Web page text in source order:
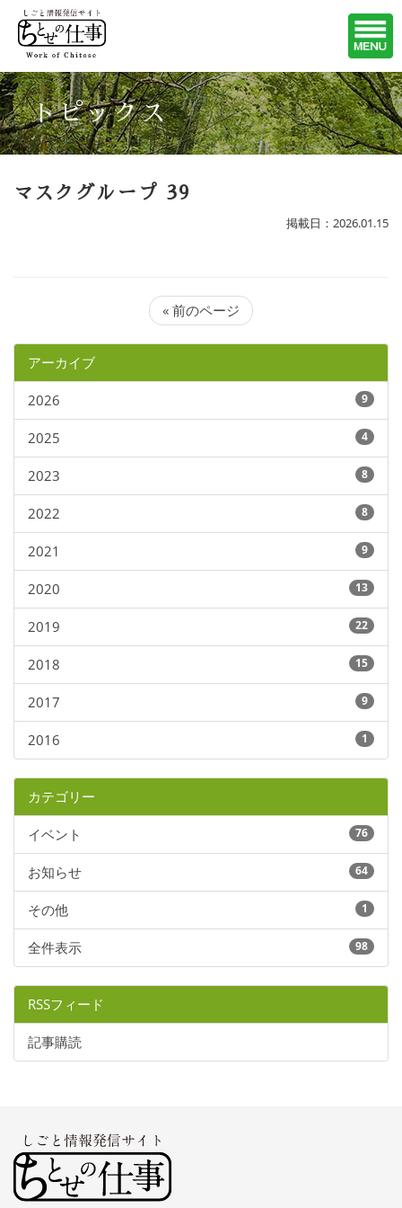
トピックス
マスクグループ 39
掲載日：2026.01.15
« 前のページ
アーカイブ
2026 9
2025 4
2023 8
2022 8
2021 9
2020 13
2019 22
2018 15
2017 9
2016 1
カテゴリー
イベント 76
お知らせ 64
その他 1
全件表示 98
RSSフィード
記事購読